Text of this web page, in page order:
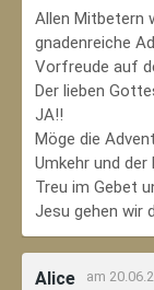
Allen Mitbetern
gnadenreiche
Vorfreude auf
Der lieben
JA!!
Möge die
Umkehr und der
Treu im Gebet
Jesu gehen wir
Alice am